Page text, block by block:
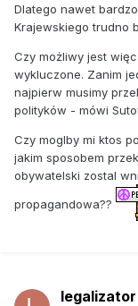
Dlatego nawet
Krajewskiego trudno
Czy możliwy jest
wykluczone. Zanim
najpierw musimy
polityków - mówi
Czy moglby mi ktos
jakim sposobem
obywatelski zostal
propagandowa??
legalizator